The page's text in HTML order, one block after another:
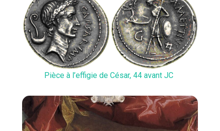
Pièce à l’effigie de César, 44 avant JC